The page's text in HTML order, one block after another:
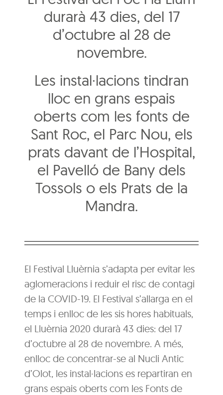
durarà 43 dies, del 17
d’octubre al 28 de
novembre.
Les instal·lacions tindran
lloc en grans espais
oberts com les fonts de
Sant Roc, el Parc Nou, els
prats davant de l’Hospital,
el Pavelló de Bany dels
Tossols o els Prats de la
Mandra.
El Festival Lluèrnia s’adapta per evitar les
aglomeracions i reduir el risc de contagi
de la COVID-19. El Festival s’allarga en el
temps i enlloc de les sis hores habituals,
el Lluèrnia 2020 durarà 43 dies: del 17
d’octubre al 28 de novembre. A més,
enlloc de concentrar-se al Nucli Antic
d’Olot, les instal·lacions es repartiran en
grans espais oberts com les Fonts de